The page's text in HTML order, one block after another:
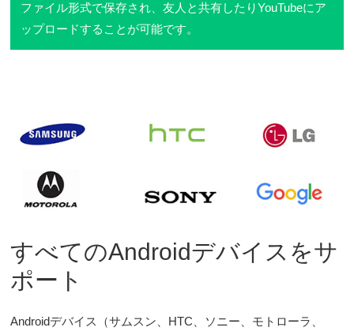
ファイル形式で保存され、友人と共有したりYouTubeにア
ップロードすることが可能です。
すべてのAndroidデバイスをサ
ポート
Androidデバイス（サムスン、HTC、ソニー、モトローラ、